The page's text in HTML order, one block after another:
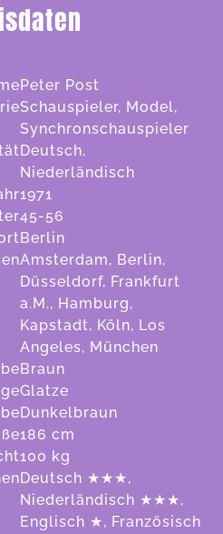
Peter Post
Schauspieler, Model,
Synchronschauspieler
Deutsch,
Niederländisch
1971
45-56
Berlin
Amsterdam, Berlin,
Düsseldorf, Frankfurt
a.M., Hamburg,
Kapstadt, Köln, Los
Angeles, München
Braun
Glatze
Dunkelbraun
186 cm
100 kg
Deutsch ★★★,
Niederländisch ★★★,
Englisch ★, Französisch